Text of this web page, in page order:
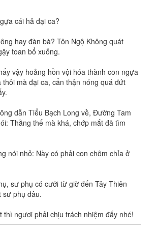
cái hả đại ca?
hay đàn bà? Tôn Ngộ Không quát
toan bổ xuống.
vậy hoảng hồn vội hóa thành con ngựa
thôi mà đại ca, cẩn thận nóng quá đứt
dẫn Tiểu Bạch Long về, Đường Tam
Thằng thế mà khá, chớp mắt đã tìm
nói nhỏ: Này có phải con chôm chỉa ở
sư phụ có cưỡi từ giờ đến Tây Thiên
sư phụ đâu.
thì ngươi phải chịu trách nhiệm đấy nhé!